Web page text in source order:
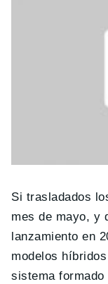
Si trasladados
mes de mayo, y
lanzamiento en
modelos
sistema